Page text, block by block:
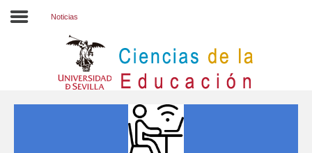
Noticias